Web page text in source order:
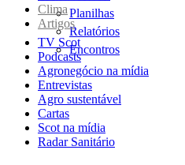
Planilhas
Relatórios
Encontros
Clima
Artigos
TV Scot
Podcasts
Agronegócio na mídia
Entrevistas
Agro sustentável
Cartas
Scot na mídia
Radar Sanitário